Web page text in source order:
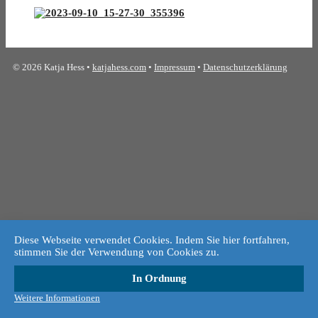
© 2026 Katja Hess • katjahess.com • Impressum • Datenschutzerklärung
Diese Webseite verwendet Cookies. Indem Sie hier fortfahren,
stimmen Sie der Verwendung von Cookies zu.
In Ordnung
Weitere Informationen